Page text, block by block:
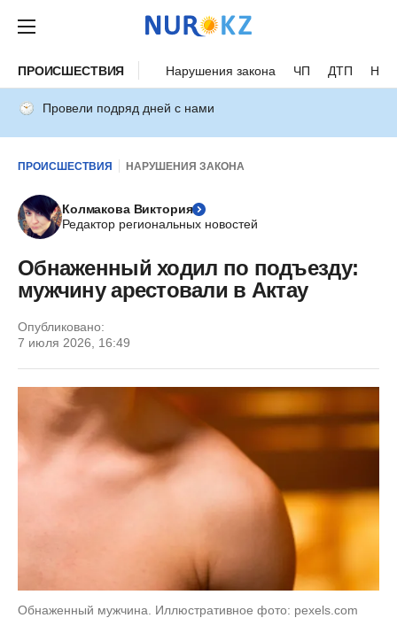
ПРОИСШЕСТВИЯ Нарушения закона ЧП ДТП
Провели подряд дней с нами
ПРОИСШЕСТВИЯ НАРУШЕНИЯ ЗАКОНА
Колмакова Виктория
Редактор региональных новостей
Обнаженный ходил по подъезду:
мужчину арестовали в Актау
Опубликовано:
7 июля 2026, 16:49
Обнаженный мужчина. Иллюстративное фото: pexels.com